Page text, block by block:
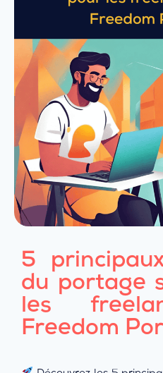
5
du portage
les
Freedom